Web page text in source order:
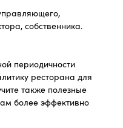
собственника.
периодичности
ресторана для
также полезные
более эффективно